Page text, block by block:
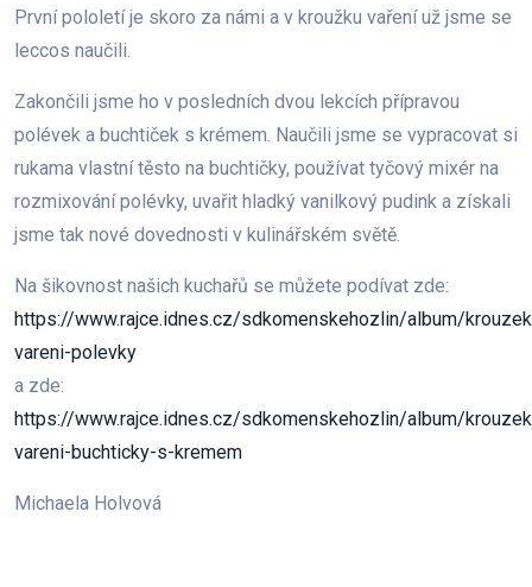
První pololetí je skoro za námi a v kroužku vaření už jsme se
leccos naučili.
Zakončili jsme ho v posledních dvou lekcích přípravou
polévek a buchtiček s krémem. Naučili jsme se vypracovat si
rukama vlastní těsto na buchtičky, používat tyčový mixér na
rozmixování polévky, uvařit hladký vanilkový pudink a získali
jsme tak nové dovednosti v kulinářském světě.
Na šikovnost našich kuchařů se můžete podívat zde:
https://www.rajce.idnes.cz/sdkomenskehozlin/album/
vareni-polevky
a zde:
https://www.rajce.idnes.cz/sdkomenskehozlin/album/
vareni-buchticky-s-kremem
Michaela Holvová